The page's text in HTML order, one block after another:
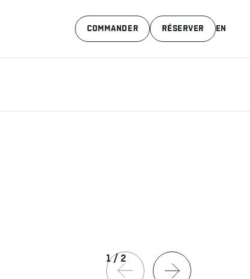
RÉSERVER
COMMANDER EN
1/2